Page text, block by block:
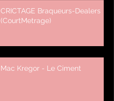
CRICTAGE Braqueurs-Dealers
(CourtMetrage)
Mac Kregor - Le Ciment